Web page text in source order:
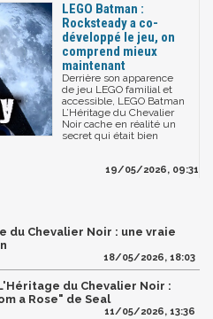
LEGO Batman :
Rocksteady a co-
développé le jeu, on
comprend mieux
maintenant
Derrière son apparence
de jeu LEGO familial et
accessible, LEGO Batman
L’Héritage du Chevalier
Noir cache en réalité un
secret qui était bien
19/05/2026, 09:31
du Chevalier Noir : une vraie
18/05/2026, 18:03
du Chevalier Noir :
a Rose" de Seal
11/05/2026, 13:36